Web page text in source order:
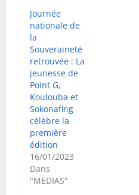
Journée
nationale de
la
Souveraineté
retrouvée : La
jeunesse de
Point G,
Koulouba et
Sokonafing
célèbre la
première
édition
16/01/2023
Dans
"MEDIAS"